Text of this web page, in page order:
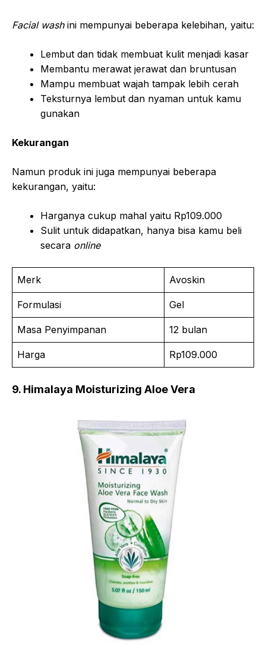
Facial washini mempunyai beberapa kelebihan, yaitu:
Lembut dan tidak membuat kulit menjadi kasar
Membantu merawat jerawat dan bruntusan
Mampu membuat wajah tampak lebih cerah
Teksturnya lembut dan nyaman untuk kamu
gunakan
Kekurangan
Namun produk ini juga mempunyai beberapa
kekurangan, yaitu:
Harganya cukup mahal yaitu Rp109.000
Sulit untuk didapatkan, hanya bisa kamu beli
secara online
Merk Avoskin
Formulasi Gel
Masa Penyimpanan 12 bulan
Harga Rp109.000
9. Himalaya Moisturizing Aloe Vera